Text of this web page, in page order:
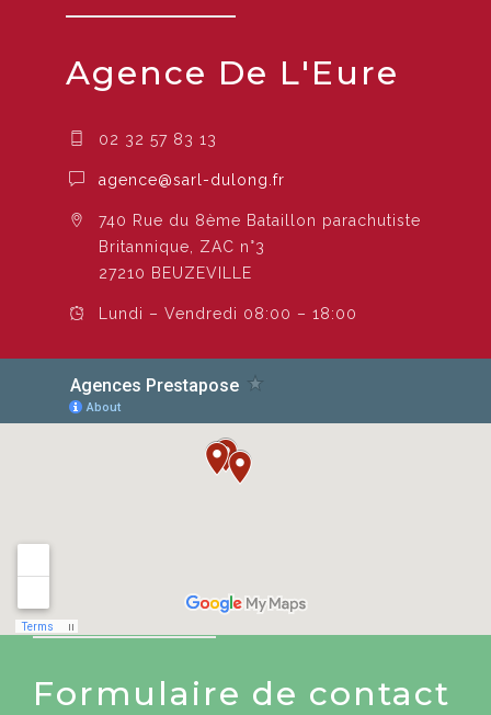
Agence De L'Eure
02 32 57 83 13
agence@sarl-dulong.fr
740 Rue du 8ème Bataillon parachutiste
Britannique, ZAC n°3
27210 BEUZEVILLE
Lundi – Vendredi 08:00 – 18:00
Formulaire de contact